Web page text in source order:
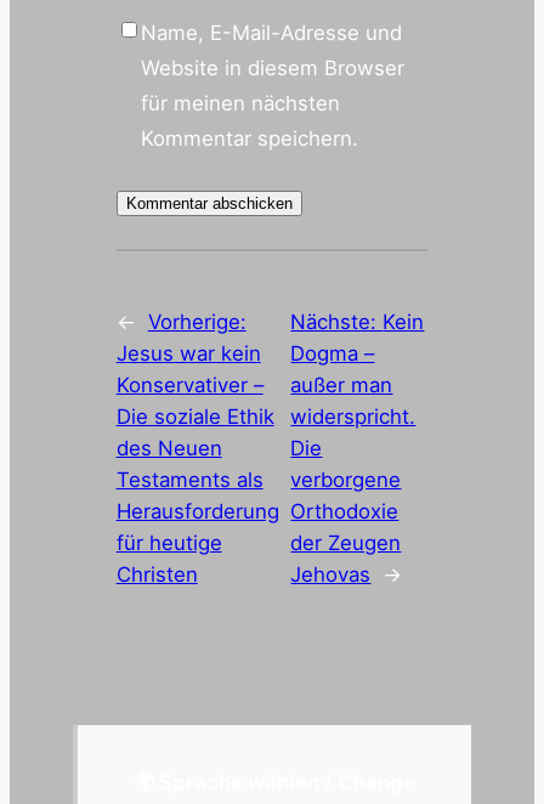
Name, E-Mail-Adresse und
Website in diesem Browser
für meinen nächsten
Kommentar speichern.
← Vorherige:
Jesus war kein
Konservativer –
Die soziale Ethik
des Neuen
Testaments als
Herausforderung
für heutige
Christen
Nächste: Kein
Dogma –
außer man
widerspricht.
Die
verborgene
Orthodoxie
der Zeugen
Jehovas
→